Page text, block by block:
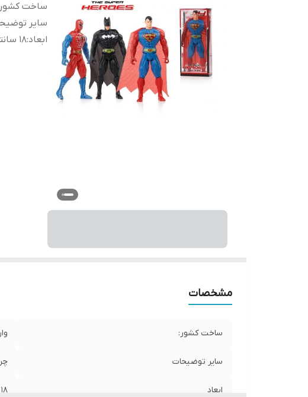
ساخت
سایر
ابعاد:18 سانتی متر
مشخصات
ساخت کشور:
سایر توضیحات
ابعاد 18 سانتی متر